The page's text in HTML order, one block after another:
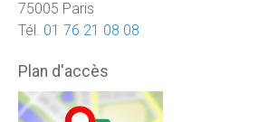
75005 Paris
Tél. 01 76 21 08 08
Plan d'accès